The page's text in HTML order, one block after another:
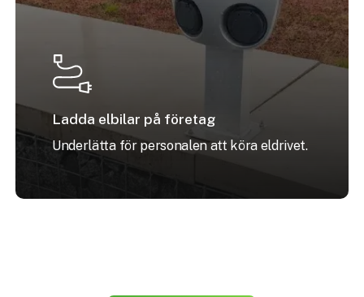
Ladda elbilar på företag
Underlätta för personalen att köra eldrivet.